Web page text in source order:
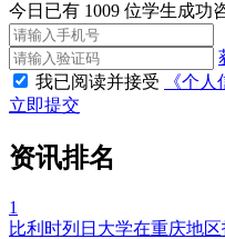
今日已有 1009 位学生成功
我已阅读并接受
《个人
立即提交
资讯排名
1
比利时列日大学在重庆地